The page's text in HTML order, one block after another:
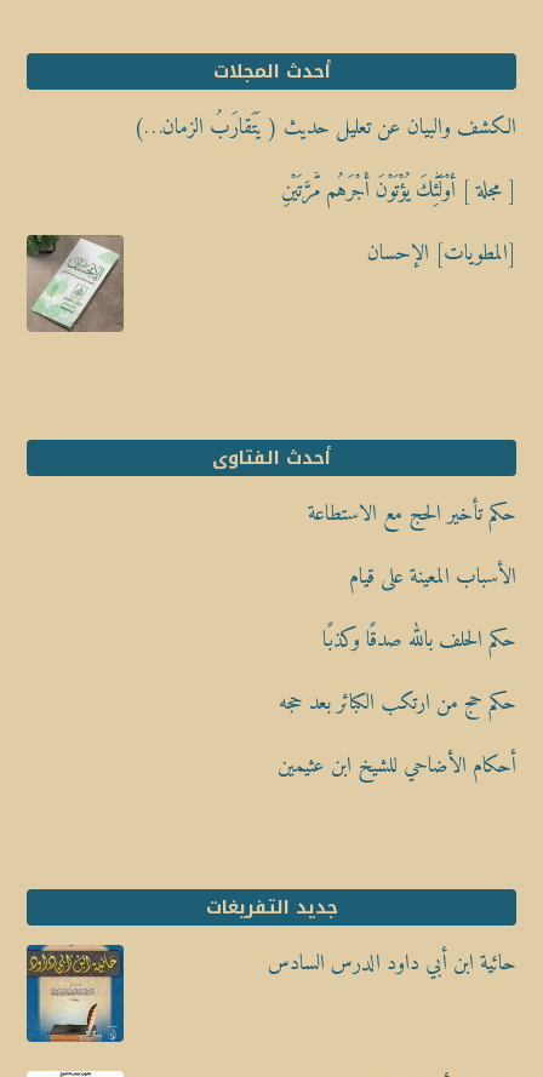
أحدث المجلات
الكشف والبيان عن تعليل حديث ( يَتَقارَبُ الزمان…)
[ مجلة ] أُوْلَٰٓئِكَ يُؤْتَوْنَ أَجْرَهُم مَّرَّتَيْنِ
[المطويات] الإحسان
أحدث الفتاوى
حكم تأخير الحج مع الاستطاعة
الأسباب المعينة على قيام
حكم الحلف بالله صدقًا وكذبًا
حكم حج من ارتكب الكبائر بعد حجه
أحكام الأضاحي للشيخ ابن عثيمين
جديد التفريغات
حائية ابن أبي داود الدرس السادس